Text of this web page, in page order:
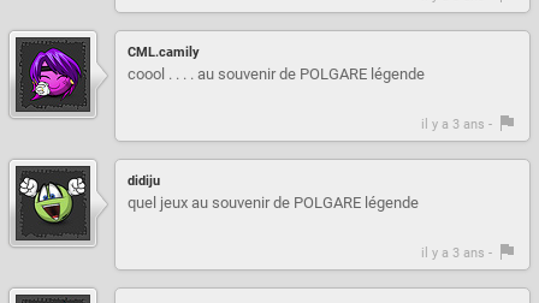
CML.camily
coool . . . . au souvenir de POLGARE légende
il y a 3 ans -
didiju
quel jeux au souvenir de POLGARE légende
il y a 3 ans -